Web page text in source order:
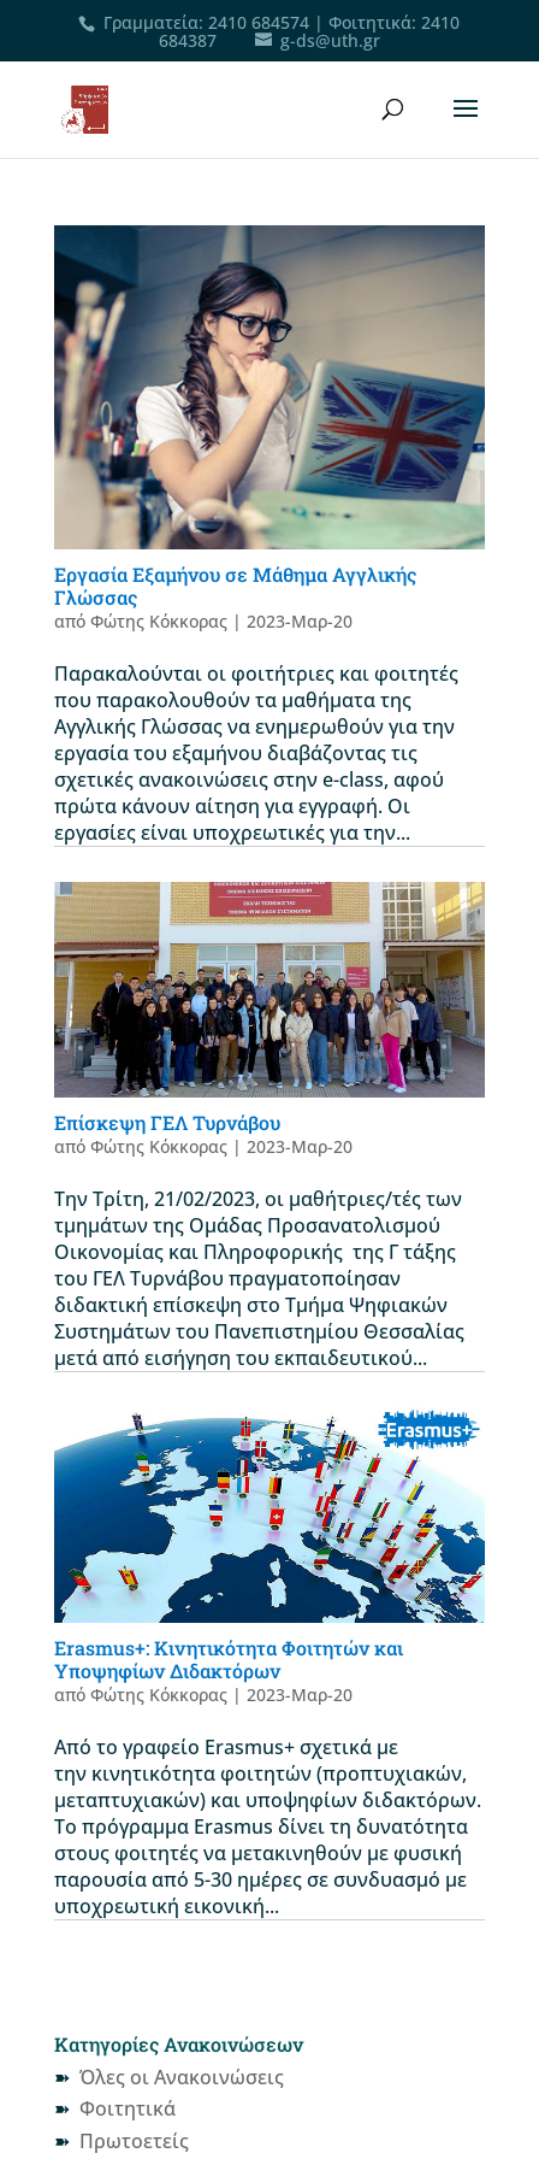
Γραμματεία: 2410 684574 |Φοιτητικά: 2410
684387 g-ds@uth.gr
Εργασία Εξαμήνου σε Μάθημα Αγγλικής
Γλώσσας
από Φώτης Κόκκορας| 2023-Μαρ-20
Παρακαλούνται οι φοιτήτριες και φοιτητές
που παρακολουθούν τα μαθήματα της
Αγγλικής Γλώσσας να ενημερωθούν για την
εργασία του εξαμήνου διαβάζοντας τις
σχετικές ανακοινώσεις στην e-class, αφού
πρώτα κάνουν αίτηση για εγγραφή. Οι
εργασίες είναι υποχρεωτικές για την...
Επίσκεψη ΓΕΛ Τυρνάβου
από Φώτης Κόκκορας| 2023-Μαρ-20
Την Τρίτη, 21/02/2023, οι μαθήτριες/τές των
τμημάτων της Ομάδας Προσανατολισμού
Οικονομίας και Πληροφορικής της Γ τάξης
του ΓΕΛ Τυρνάβου πραγματοποίησαν
διδακτική επίσκεψη στο Τμήμα Ψηφιακών
Συστημάτων του Πανεπιστημίου Θεσσαλίας
μετά από εισήγηση του εκπαιδευτικού...
Erasmus+: Κινητικότητα Φοιτητών και
Υποψηφίων Διδακτόρων
από Φώτης Κόκκορας| 2023-Μαρ-20
Από το γραφείο Erasmus+ σχετικά με
την κινητικότητα φοιτητών (προπτυχιακών,
μεταπτυχιακών) και υποψηφίων διδακτόρων.
Το πρόγραμμα Erasmus δίνει τη δυνατότητα
στους φοιτητές να μετακινηθούν με φυσική
παρουσία από 5-30 ημέρες σε συνδυασμό με
υποχρεωτική εικονική...
Κατηγορίες Ανακοινώσεων
Όλες οι Ανακοινώσεις
Φοιτητικά
Πρωτοετείς